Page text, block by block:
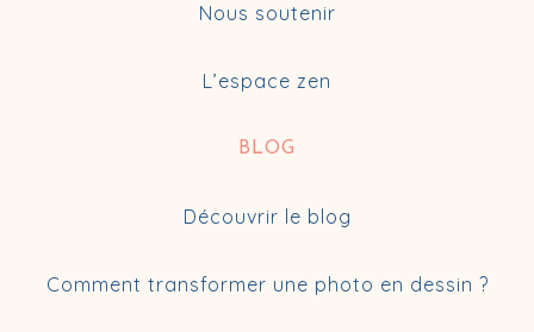
Nous soutenir
L’espace zen
BLOG
Découvrir le blog
Comment transformer une photo en dessin ?